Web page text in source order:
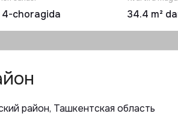
choragida 34.4 m²
район, Ташкентская область